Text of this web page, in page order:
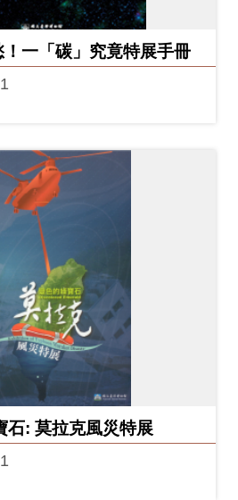
一「碳」究竟特展手冊
石: 莫拉克風災特展